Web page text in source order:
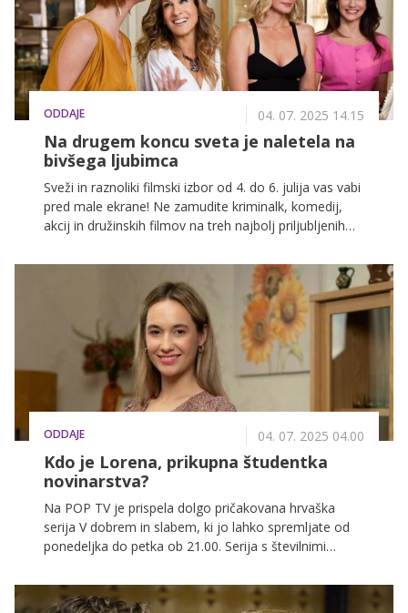
ODDAJE 04. 07. 2025 14.15
Na drugem koncu sveta je naletela na
bivšega ljubimca
Sveži in raznoliki filmski izbor od 4. do 6. julija vas vabi
pred male ekrane! Ne zamudite kriminalk, komedij,
akcij in družinskih filmov na treh najbolj priljubljenih
KINO.
ODDAJE 04. 07. 2025 04.00
Kdo je Lorena, prikupna študentka
novinarstva?
Na POP TV je prispela dolgo pričakovana hrvaška
serija V dobrem in slabem, ki jo lahko spremljate od
ponedeljka do petka ob 21.00. Serija s številnimi
25 let živel dvojno življenje in zdaj poskuša združiti
dve družini pod eno streho. V nadaljevanju